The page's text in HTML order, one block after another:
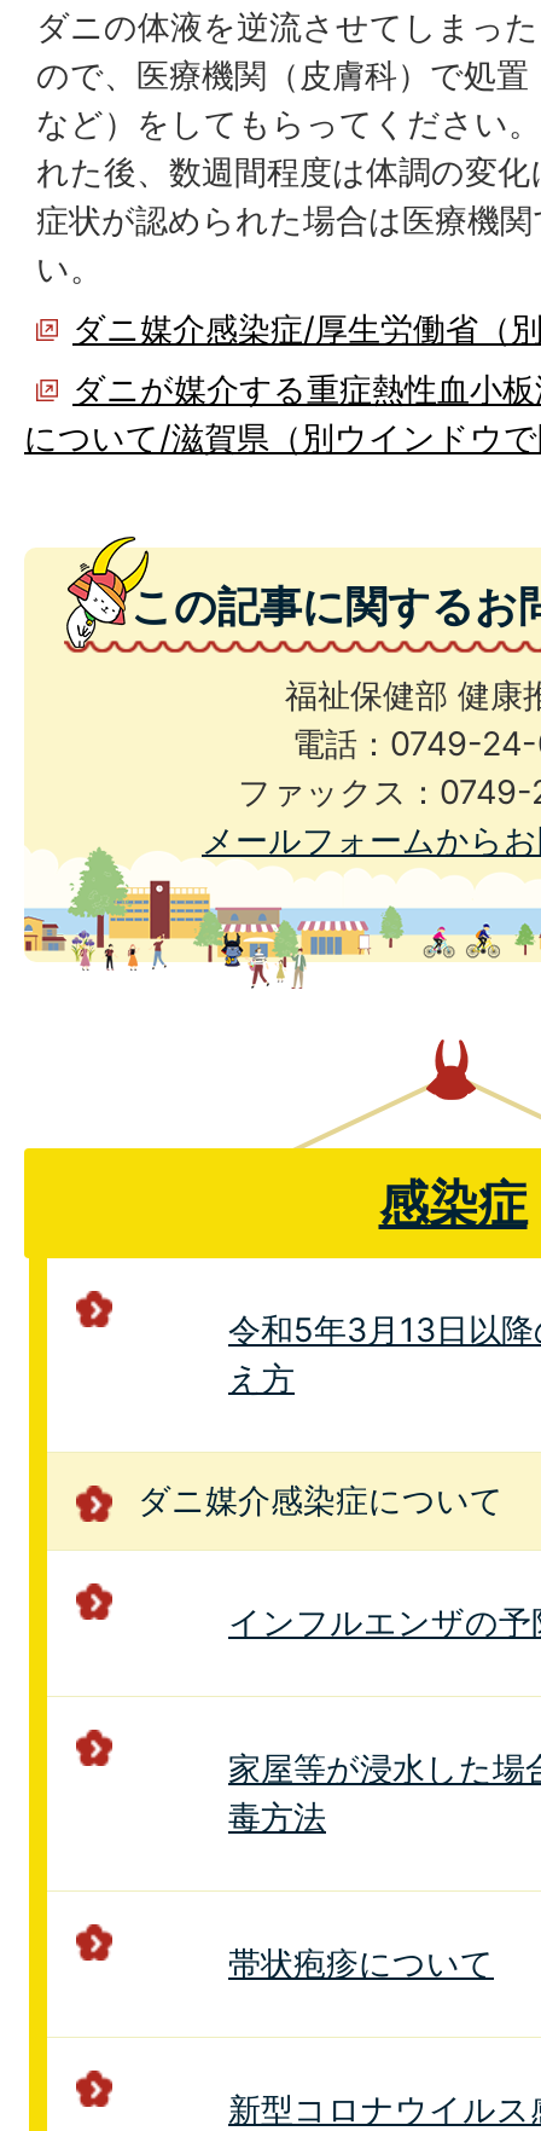
ダニの体液を逆流させてしまっ
ので、医療機関（皮膚科）で処
など）をしてもらってください
れた後、数週間程度は体調の変
症状が認められた場合は医療機
い。
ダニ媒介感染症/厚生労働省（
ダニが媒介する重症熱性血小
について/滋賀県（別ウインドウ
この記事に関するお
福祉保健部 健康
電話：0749-
ファックス：
メールフォームから
感染症
令和5年3月13日以
え方
ダニ媒介感染症について
インフルエンザの
家屋等が浸水した場
毒方法
帯状疱疹について
新型コロナウイル